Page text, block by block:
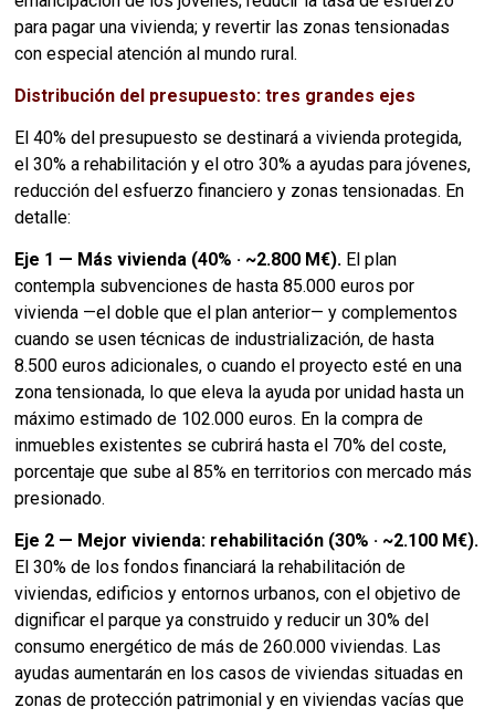
para pagar una vivienda; y revertir las zonas tensionadas
con especial atención al mundo rural.
Distribución del presupuesto: tres grandes ejes
El 40% del presupuesto se destinará a vivienda protegida,
el 30% a rehabilitación y el otro 30% a ayudas para jóvenes,
reducción del esfuerzo financiero y zonas tensionadas. En
detalle:
Eje 1 — Más vivienda (40% · ~2.800 M€). El plan
contempla subvenciones de hasta 85.000 euros por
vivienda —el doble que el plan anterior— y complementos
cuando se usen técnicas de industrialización, de hasta
8.500 euros adicionales, o cuando el proyecto esté en una
zona tensionada, lo que eleva la ayuda por unidad hasta un
máximo estimado de 102.000 euros. En la compra de
inmuebles existentes se cubrirá hasta el 70% del coste,
porcentaje que sube al 85% en territorios con mercado más
presionado.
Eje 2 — Mejor vivienda: rehabilitación (30% · ~2.100 M€).
El 30% de los fondos financiará la rehabilitación de
viviendas, edificios y entornos urbanos, con el objetivo de
dignificar el parque ya construido y reducir un 30% del
consumo energético de más de 260.000 viviendas. Las
ayudas aumentarán en los casos de viviendas situadas en
zonas de protección patrimonial y en viviendas vacías que